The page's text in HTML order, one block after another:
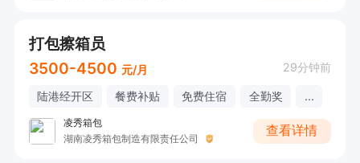
打包擦箱员
3500-4500 元/月 29分钟前
陆港经开区 餐费补贴 免费住宿 全勤奖 ...
凌秀箱包
湖南凌秀箱包制造有限责任公司
查看详情